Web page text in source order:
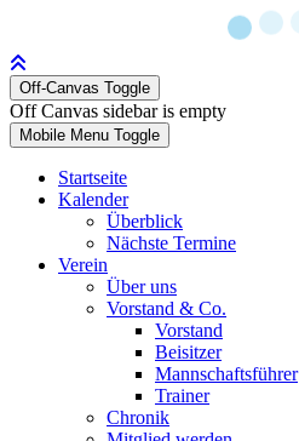
Off-Canvas Toggle
Off Canvas sidebar is empty
Mobile Menu Toggle
Startseite
Kalender
Überblick
Nächste Termine
Verein
Über uns
Vorstand & Co.
Vorstand
Beisitzer
Mannschaftsführer
Trainer
Chronik